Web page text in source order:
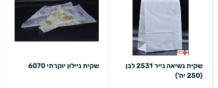
שקית נשיאה נייר 2531 לבן
(250 יח')
שקית ניילון יוקרתי 6070